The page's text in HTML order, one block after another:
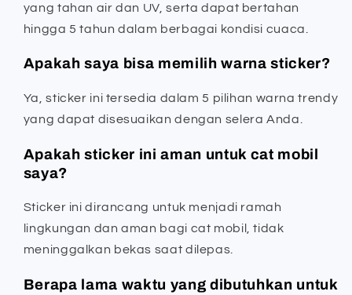
yang tahan air dan UV, serta dapat bertahan
hingga 5 tahun dalam berbagai kondisi cuaca.
Apakah saya bisa memilih warna sticker?
Ya, sticker ini tersedia dalam 5 pilihan warna trendy
yang dapat disesuaikan dengan selera Anda.
Apakah sticker ini aman untuk cat mobil
saya?
Sticker ini dirancang untuk menjadi ramah
lingkungan dan aman bagi cat mobil, tidak
meninggalkan bekas saat dilepas.
Berapa lama waktu yang dibutuhkan untuk